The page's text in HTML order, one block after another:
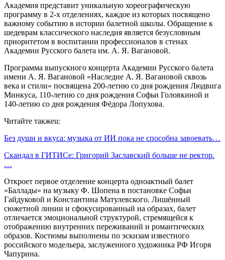
Академия представит уникальную хореографическую
программу в 2-х отделениях, каждое из которых посвящено
важному событию в истории балетной школы. Обращение к
шедеврам классического наследия является безусловным
приоритетом в воспитании профессионалов в стенах
Академии Русского балета им. А. Я. Вагановой.
Программа выпускного концерта Академии Русского балета
имени А. Я. Вагановой «Наследие А. Я. Вагановой сквозь
века и стили» посвящена 200-летию со дня рождения Людвига
Минкуса, 110-летию со дня рождения Софьи Головкиной и
140-летию со дня рождения Фёдора Лопухова.
Читайте такжеu:
Без души и вкуса: музыка от ИИ пока не способна завоевать…
Скандал в ГИТИСе: Григорий Заславский больше не ректор.
…
Откроет первое отделение концерта одноактный балет
«Баллады» на музыку Ф. Шопена в постановке Софьи
Гайдуковой и Константина Матулевского. Лишённый
сюжетной линии и сфокусированный на образах, балет
отличается эмоциональной структурой, стремящейся к
отображению внутренних переживаний и романтических
образов. Костюмы выполнены по эскизам известного
российского модельера, заслуженного художника РФ Игоря
Чапурина.